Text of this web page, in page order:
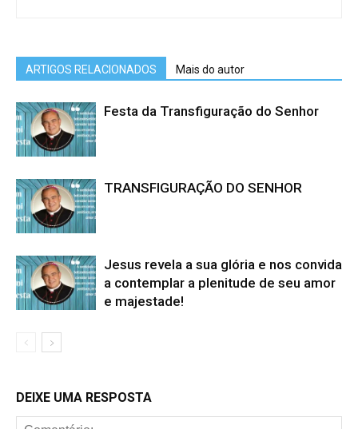
ARTIGOS RELACIONADOS Mais do autor
Festa da Transfiguração do Senhor
TRANSFIGURAÇÃO DO SENHOR
Jesus revela a sua glória e nos convida
a contemplar a plenitude de seu amor
e majestade!
DEIXE UMA RESPOSTA